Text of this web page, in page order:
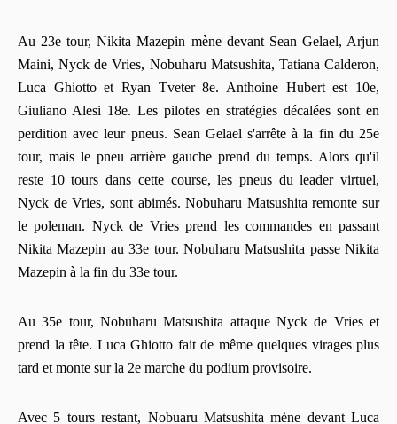
Au 23e tour, Nikita Mazepin mène devant Sean Gelael, Arjun
Maini, Nyck de Vries, Nobuharu Matsushita, Tatiana Calderon,
Luca Ghiotto et Ryan Tveter 8e. Anthoine Hubert est 10e,
Giuliano Alesi 18e. Les pilotes en stratégies décalées sont en
perdition avec leur pneus. Sean Gelael s'arrête à la fin du 25e
tour, mais le pneu arrière gauche prend du temps. Alors qu'il
reste 10 tours dans cette course, les pneus du leader virtuel,
Nyck de Vries, sont abimés. Nobuharu Matsushita remonte sur
le poleman. Nyck de Vries prend les commandes en passant
Nikita Mazepin au 33e tour. Nobuharu Matsushita passe Nikita
Mazepin à la fin du 33e tour.
Au 35e tour, Nobuharu Matsushita attaque Nyck de Vries et
prend la tête. Luca Ghiotto fait de même quelques virages plus
tard et monte sur la 2e marche du podium provisoire.
Avec 5 tours restant, Nobuaru Matsushita mène devant Luca